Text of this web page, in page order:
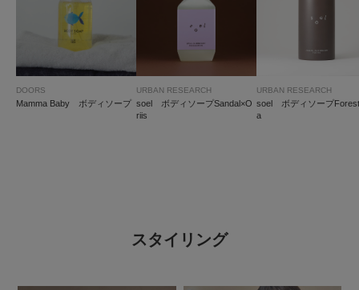
DOORS
Mamma Baby ボディソープ
URBAN RESEARCH
soel ボディソープSandal×O
riis
URBAN RESEARCH
soel ボディソープ
a
スタイリング